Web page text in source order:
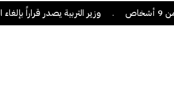
. وزير التربية يصدر قراراً بإلغاء